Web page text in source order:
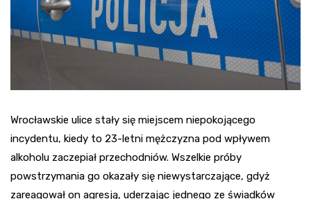
Wrocławskie ulice stały się miejscem niepokojącego
incydentu, kiedy to 23-letni mężczyzna pod wpływem
alkoholu zaczepiał przechodniów. Wszelkie próby
powstrzymania go okazały się niewystarczające, gdyż
zareagował on agresją, uderzając jednego ze świadków